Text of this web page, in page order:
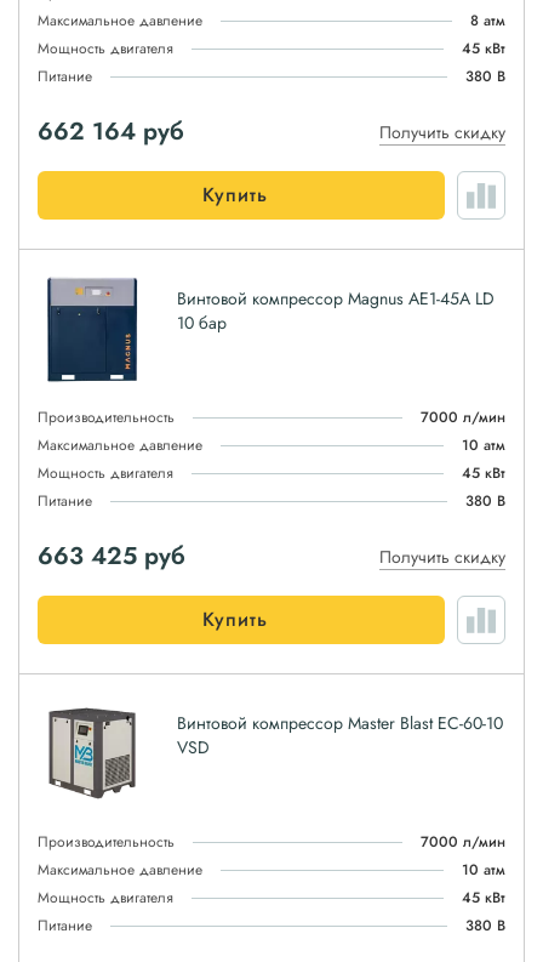
Максимальное давление
8 атм
Мощность двигателя
45 кВт
Питание
380 В
662 164 руб Получить скидку
Купить
Винтовой компрессор Magnus АЕ1-45A LD
10 бар
Производительность
7000 л/мин
Максимальное давление
10 атм
Мощность двигателя
45 кВт
Питание
380 В
663 425 руб Получить скидку
Купить
Винтовой компрессор Master Blast EC-60-10
VSD
Производительность
7000 л/мин
Максимальное давление
10 атм
Мощность двигателя
45 кВт
Питание
380 В